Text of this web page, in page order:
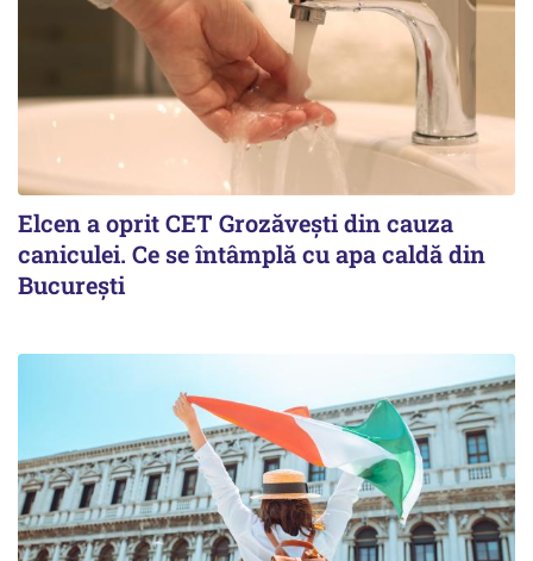
Elcen a oprit CET Grozăvești din cauza
caniculei. Ce se întâmplă cu apa caldă din
București